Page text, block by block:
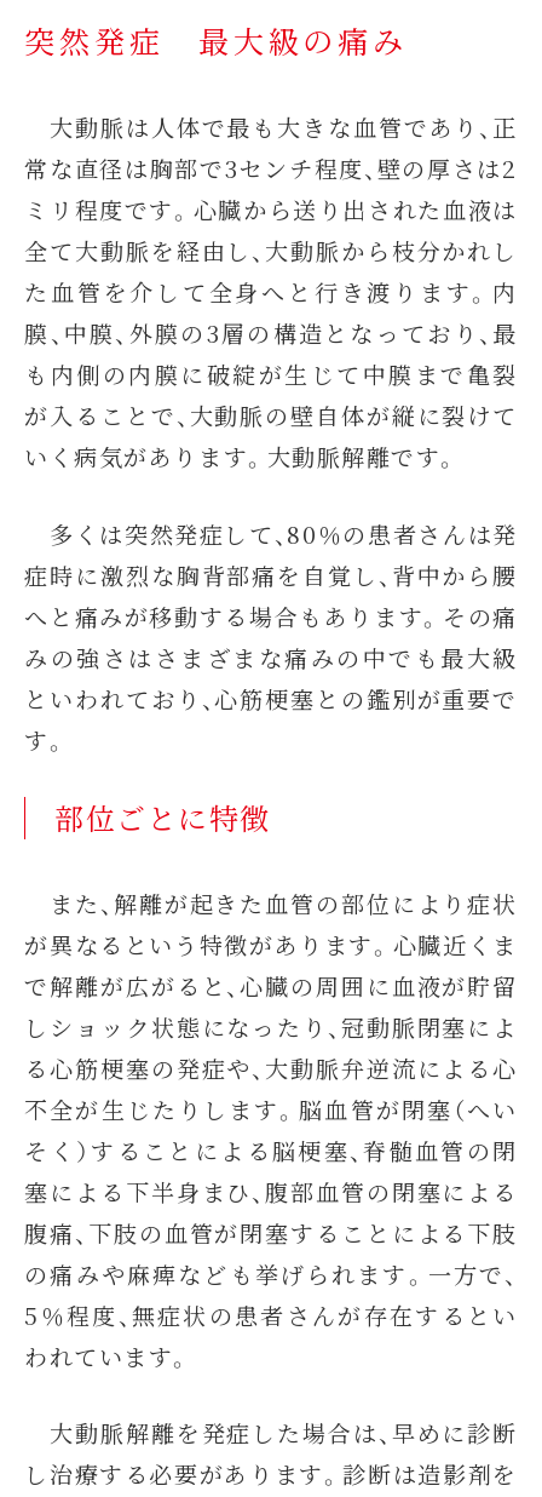
突然発症 最大級の痛み
大動脈は人体で最も大きな血管であり、正
常な直径は胸部で3センチ程度、壁の厚さは2
ミリ程度です。心臓から送り出された血液は
全て大動脈を経由し、大動脈から枝分かれし
た血管を介して全身へと行き渡ります。内
膜、中膜、外膜の3層の構造となっており、最
も内側の内膜に破綻が生じて中膜まで亀裂
が入ることで、大動脈の壁自体が縦に裂けて
いく病気があります。大動脈解離です。
多くは突然発症して、80％の患者さんは発
症時に激烈な胸背部痛を自覚し、背中から腰
へと痛みが移動する場合もあります。その痛
みの強さはさまざまな痛みの中でも最大級
といわれており、心筋梗塞との鑑別が重要で
す。
部位ごとに特徴
また、解離が起きた血管の部位により症状
が異なるという特徴があります。心臓近くま
で解離が広がると、心臓の周囲に血液が貯留
しショック状態になったり、冠動脈閉塞によ
る心筋梗塞の発症や、大動脈弁逆流による心
不全が生じたりします。脳血管が閉塞（へい
そく）することによる脳梗塞、脊髄血管の閉
塞による下半身まひ、腹部血管の閉塞による
腹痛、下肢の血管が閉塞することによる下肢
の痛みや麻痺なども挙げられます。一方で、
5％程度、無症状の患者さんが存在するとい
われています。
大動脈解離を発症した場合は、早めに診断
し治療する必要があります。診断は造影剤を